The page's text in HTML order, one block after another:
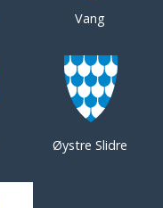
Vang
Øystre Slidre